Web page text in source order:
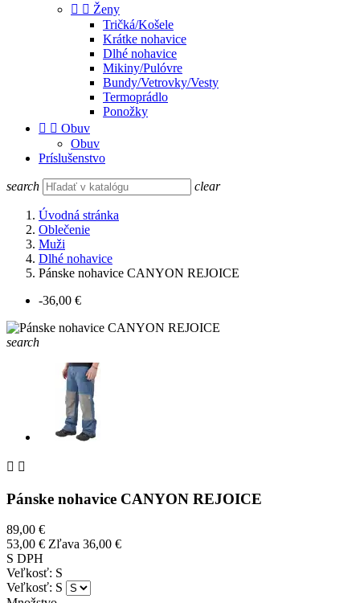
  Ženy
Tričká/Košele
Krátke nohavice
Dlhé nohavice
Mikiny/Pulóvre
Bundy/Vetrovky/Vesty
Termoprádlo
Ponožky
  Obuv
Obuv
Príslušenstvo
search clear
Úvodná stránka
Oblečenie
Muži
Dlhé nohavice
Pánske nohavice CANYON REJOICE
-36,00 €
search
 
Pánske nohavice CANYON REJOICE
89,00 €
53,00 € Zľava 36,00 €
S DPH
Veľkosť: S
Veľkosť: S